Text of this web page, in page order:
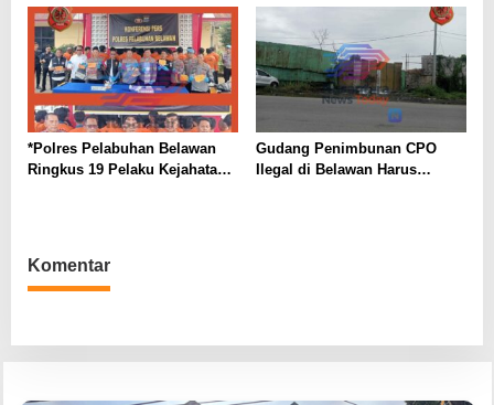
*Polres Pelabuhan Belawan
Ringkus 19 Pelaku Kejahatan,
Gudang Penimbunan CPO
Ilegal di Belawan Harus
Komentar